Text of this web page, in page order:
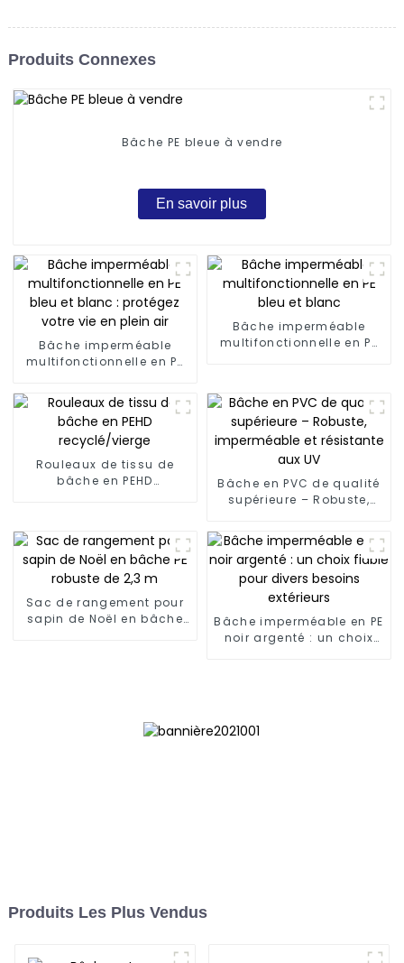
Produits Connexes
Bâche PE bleue à vendre
En savoir plus
Bâche imperméable
multifonctionnelle en PE
votre vie en plein air
Bâche imperméable
multifonctionnelle en PE
Rouleaux de tissu de
bâche en PEHD
Bâche en PVC de qualité
supérieure – Robuste,
résistante aux UV
Sac de rangement pour
sapin de Noël en bâche
Bâche imperméable en PE
noir argenté : un choix
Produits Les Plus Vendus